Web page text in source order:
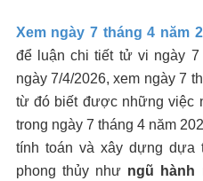
Xem ngày 7 tháng 4 năm
để luận chi tiết tử vi ngày
ngày 7/4/2026, xem ngày 7
từ đó biết được những việc
trong ngày 7 tháng 4 năm
tính toán và xây dựng dựa
phong thủy như ngũ hành